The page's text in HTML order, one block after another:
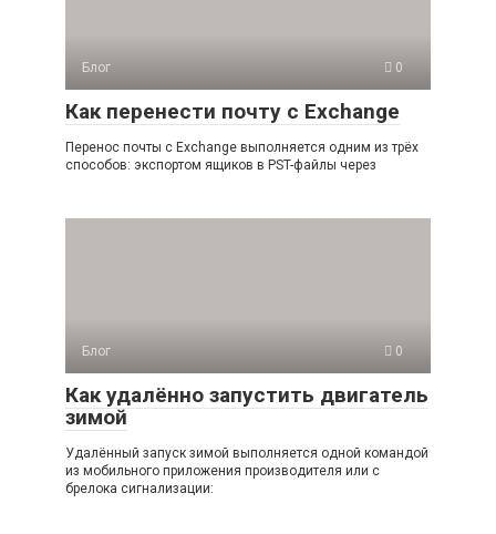
Блог 0
Как перенести почту с Exchange
Перенос почты с Exchange выполняется одним из трёх
способов: экспортом ящиков в PST-файлы через
Блог 0
Как удалённо запустить двигатель
зимой
Удалённый запуск зимой выполняется одной командой
из мобильного приложения производителя или с
брелока сигнализации: